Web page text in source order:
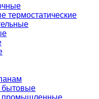
термостатические
бытовые
промышленные